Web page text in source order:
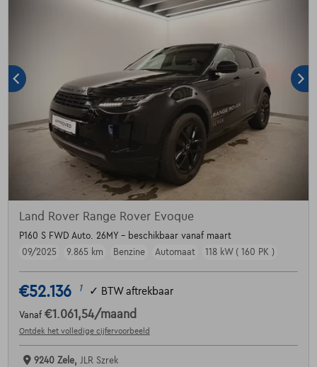
Land Rover Range Rover Evoque
P160 S FWD Auto. 26MY - beschikbaar vanaf maart
09/2025
9.865 km Benzine Automaat 118 kW ( 160 PK )
€52.136 1 ✓ BTW aftrekbaar
Vanaf €1.061,54/maand
Ontdek het volledige cijfervoorbeeld
9240 Zele, JLR Szrek